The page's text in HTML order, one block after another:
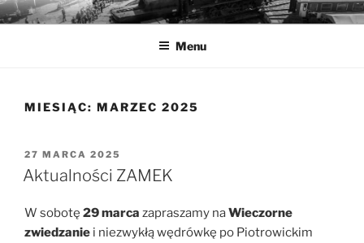
Przejdź
do
MUZEA TECHNIKI
Ochrona zabytków techniki
Menu
MIESIĄC: MARZEC 2025
OPUBLIKOWANE
W
27 MARCA 2025
Aktualności ZAMEK
W sobotę 29 marca zapraszamy naWieczorne
zwiedzanie i niezwykłą wędrówkę po Piotrowickim